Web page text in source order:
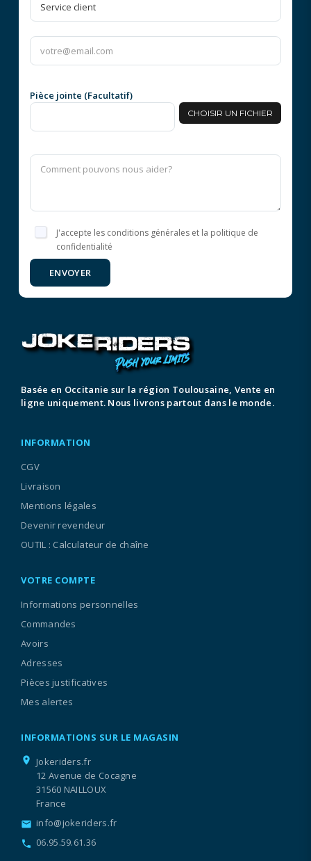
Pièce jointe (Facultatif)
CHOISIR UN FICHIER
J'accepte les conditions générales et la politique de
confidentialité
ENVOYER
Basée en Occitanie sur la région Toulousaine, Vente en
ligne uniquement. Nous livrons partout dans le monde.
INFORMATION
CGV
Livraison
Mentions légales
Devenir revendeur
OUTIL : Calculateur de chaîne
VOTRE COMPTE
Informations personnelles
Commandes
Avoirs
Adresses
Pièces justificatives
Mes alertes
INFORMATIONS SUR LE MAGASIN
location_on
Jokeriders.fr
12 Avenue de Cocagne
31560 NAILLOUX
France
email info@jokeriders.fr
call 06.95.59.61.36